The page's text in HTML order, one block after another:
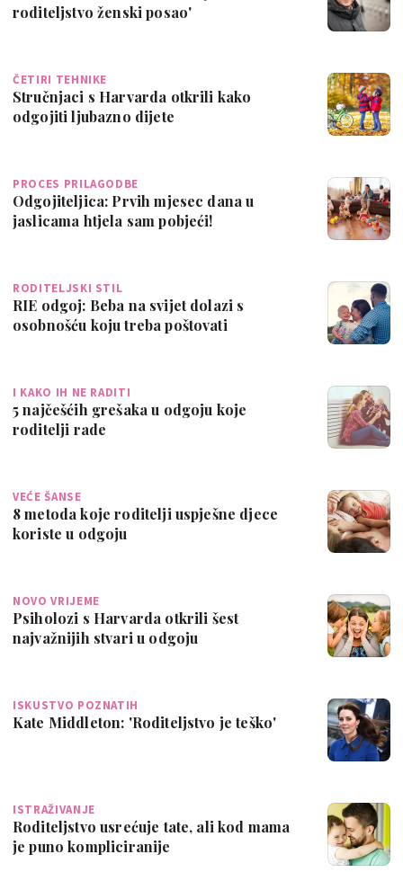
roditeljstvo ženski posao'
ČETIRI TEHNIKE
Stručnjaci s Harvarda otkrili kako
odgojiti ljubazno dijete
PROCES PRILAGODBE
Odgojiteljica: Prvih mjesec dana u
jaslicama htjela sam pobjeći!
RODITELJSKI STIL
RIE odgoj: Beba na svijet dolazi s
osobnošću koju treba poštovati
I KAKO IH NE RADITI
5 najčešćih grešaka u odgoju koje
roditelji rade
VEĆE ŠANSE
8 metoda koje roditelji uspješne djece
koriste u odgoju
NOVO VRIJEME
Psiholozi s Harvarda otkrili šest
najvažnijih stvari u odgoju
ISKUSTVO POZNATIH
Kate Middleton: 'Roditeljstvo je teško'
ISTRAŽIVANJE
Roditeljstvo usrećuje tate, ali kod mama
je puno kompliciranije